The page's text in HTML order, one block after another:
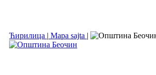
Ћирилица | Mapa sajta |